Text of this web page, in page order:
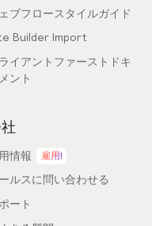
ブフロースタイルガイド
Builder Import
イアントファーストドキ
ント
情報 雇用!
ルスに問い合わせる
ート